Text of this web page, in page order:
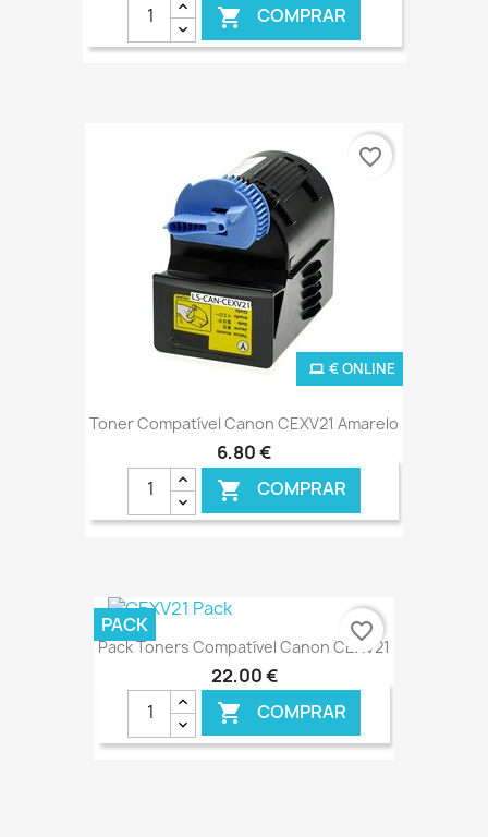
 COMPRAR
Toner Compatível Canon CEXV21 Amarelo
6,80 €
 COMPRAR
€ ONLINE
favorite_border
Pack Toners Compatível Canon CEXV21
22,00 €
 COMPRAR
PACK favorite_border